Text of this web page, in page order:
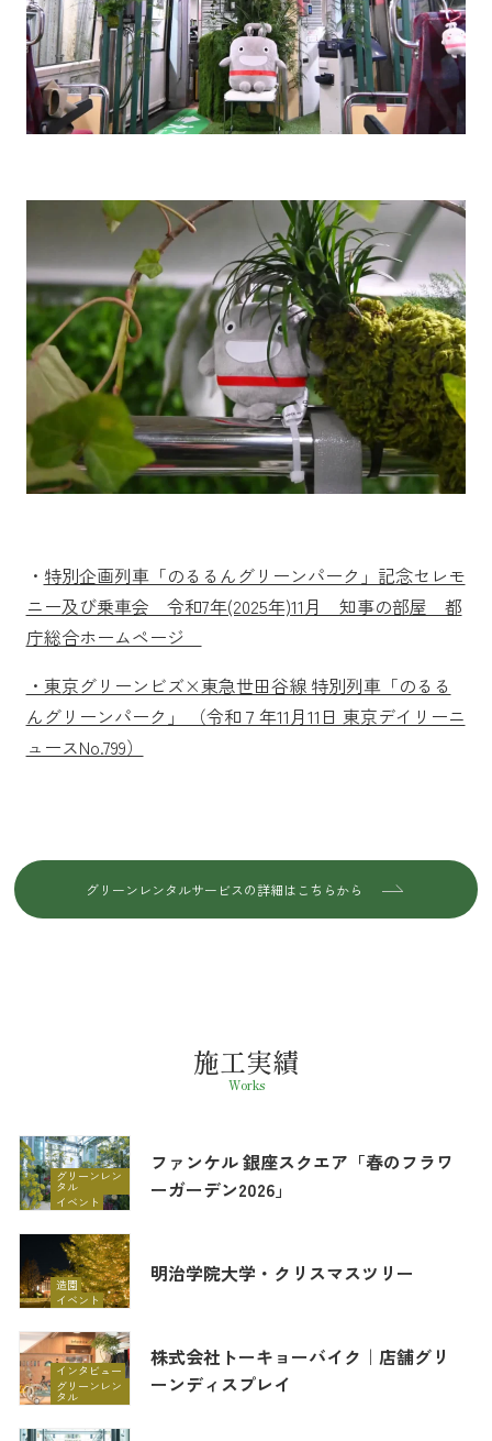
・ 特別企画列車「のるるんグリーンパーク」記念セレモ
ニー及び乗車会 令和7年(2025年)11月 知事の部屋 都
庁総合ホームページ
・東京グリーンビズ×東急世田谷線 特別列車「のるる
んグリーンパーク」 （令和７年11月11日 東京デイリーニ
ュースNo.799）
グリーンレンタルサービスの詳細はこちらから
施工実績
Works
グリーンレン
タル
イベント
ファンケル 銀座スクエア「春のフラワ
ーガーデン2026」
造園
イベント
明治学院大学・クリスマスツリー
インタビュー
グリーンレン
タル
株式会社トーキョーバイク｜店舗グリ
ーンディスプレイ